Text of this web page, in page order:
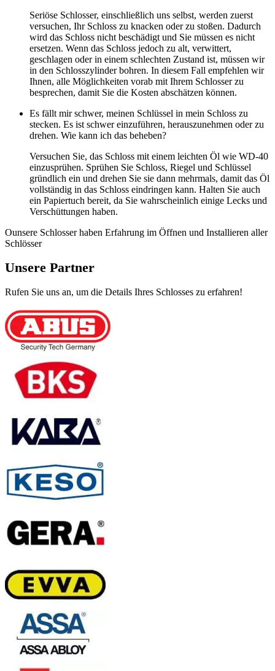
Seriöse Schlosser, einschließlich uns selbst, werden zuerst
versuchen, Ihr Schloss zu knacken oder zu stoßen. Dadurch
wird das Schloss nicht beschädigt und Sie müssen es nicht
ersetzen. Wenn das Schloss jedoch zu alt, verwittert,
geschlagen oder in einem schlechten Zustand ist, müssen wir
in den Schlosszylinder bohren. In diesem Fall empfehlen wir
Ihnen, alle Möglichkeiten vorab mit Ihrem Schlosser zu
besprechen, damit Sie die Kosten abschätzen können.
Es fällt mir schwer, meinen Schlüssel in mein Schloss zu
stecken. Es ist schwer einzuführen, herauszunehmen oder zu
drehen. Wie kann ich das beheben?
Versuchen Sie, das Schloss mit einem leichten Öl wie WD-40
einzusprühen. Sprühen Sie Schloss, Riegel und Schlüssel
gründlich ein und drehen Sie sie dann mehrmals, damit das Öl
vollständig in das Schloss eindringen kann. Halten Sie auch
ein Papiertuch bereit, da Sie wahrscheinlich einige Lecks und
Verschüttungen haben.
Ounsere Schlosser haben Erfahrung im Öffnen und Installieren aller
Schlösser
Unsere Partner
Rufen Sie uns an, um die Details Ihres Schlosses zu erfahren!